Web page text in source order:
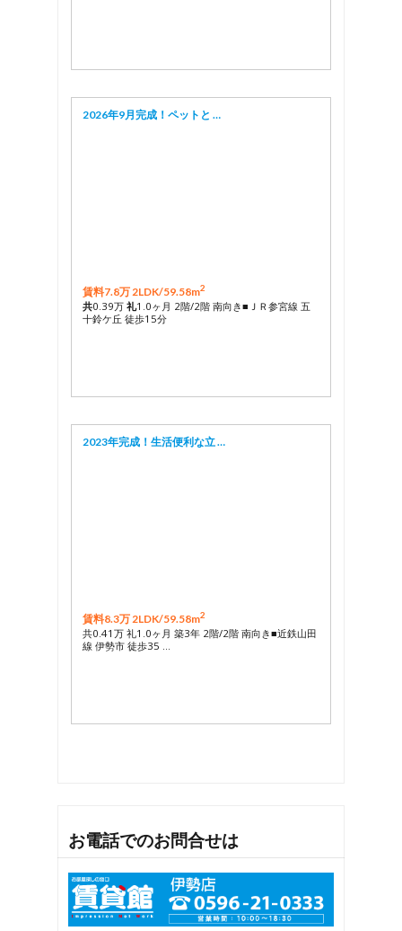
2026年9月完成！ペットと …
賃料7.8万 2LDK/59.58m2
共0.39万 礼1.0ヶ月 2階/2階 南向き■ＪＲ参宮線 五
十鈴ケ丘 徒歩15分
2023年完成！生活便利な立 …
賃料8.3万 2LDK/59.58m2
共0.41万 礼1.0ヶ月 築3年 2階/2階 南向き■近鉄山田
線 伊勢市 徒歩35 …
お電話でのお問合せは